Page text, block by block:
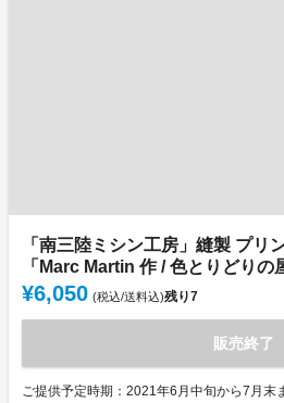
「南三陸ミシン工房」縫製 プリ
「Marc Martin 作 / 色とりどりの
¥6,050 (税込/送料込)残り7
販売終了
ご提供予定時期：2021年6月中旬から7月末